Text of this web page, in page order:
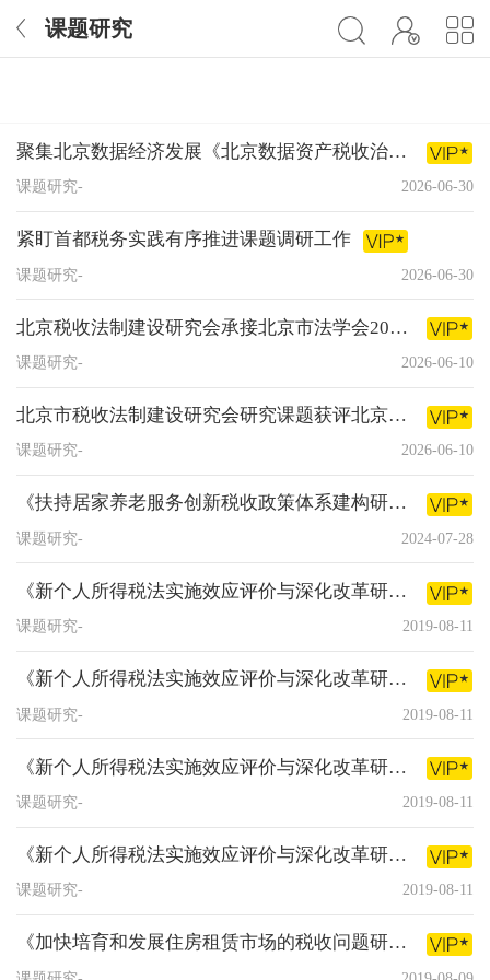
课题研究
聚集北京数据经济发展《北京数据资产税收治理与征管创新研究》课题开题
课题研究- 2026-06-30
紧盯首都税务实践有序推进课题调研工作
课题研究- 2026-06-30
北京税收法制建设研究会承接北京市法学会2026年学术研讨一类项目开题
课题研究- 2026-06-10
北京市税收法制建设研究会研究课题获评北京市法学会2025年学术研讨优秀项目
课题研究- 2026-06-10
《扶持居家养老服务创新税收政策体系建构研究》课题简版报告
课题研究- 2024-07-28
《新个人所得税法实施效应评价与深化改革研究》课题中关村科技、IT、核心技术等企业座谈会
课题研究- 2019-08-11
《新个人所得税法实施效应评价与深化改革研究》课题税政部门、税务机关、中介机构及企业座谈会
课题研究- 2019-08-11
《新个人所得税法实施效应评价与深化改革研究》课题召开非居民企业座谈会
课题研究- 2019-08-11
《新个人所得税法实施效应评价与深化改革研究》课题开题研讨会
课题研究- 2019-08-11
《加快培育和发展住房租赁市场的税收问题研究〉课题简本（2018年）